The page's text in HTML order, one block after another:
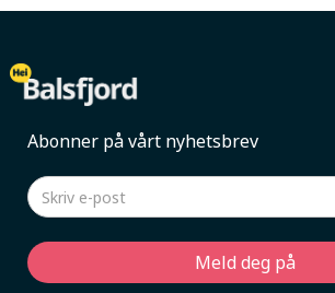
Abonner på vårt nyhetsbrev